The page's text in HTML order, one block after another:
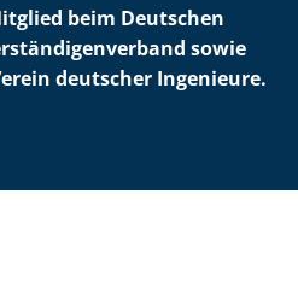
beim Deutschen
sowie
deutscher Ingenieure.